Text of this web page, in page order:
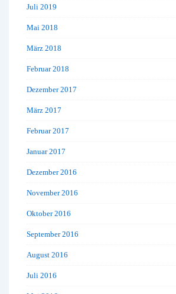
Juli 2019
Mai 2018
März 2018
Februar 2018
Dezember 2017
März 2017
Februar 2017
Januar 2017
Dezember 2016
November 2016
Oktober 2016
September 2016
August 2016
Juli 2016